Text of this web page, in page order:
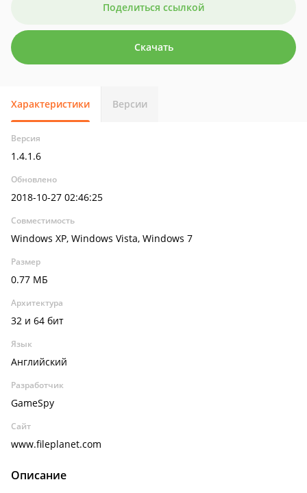
Поделиться ссылкой
Скачать
Характеристики Версии
Версия
1.4.1.6
Обновлено
2018-10-27 02:46:25
Совместимость
Windows XP, Windows Vista, Windows 7
Размер
0.77 МБ
Архитектура
32 и 64 бит
Язык
Английский
Разработчик
GameSpy
Сайт
www.fileplanet.com
Описание